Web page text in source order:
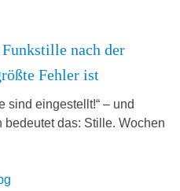
nach der
Fehler ist
sind eingestellt!“ – und
das: Stille. Wochen